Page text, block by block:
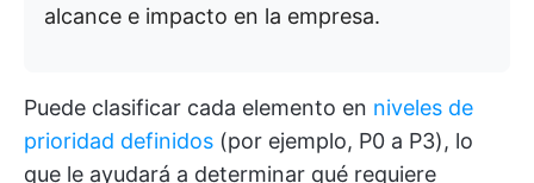
alcance e impacto en la empresa.
Puede clasificar cada elemento en niveles de
prioridad definidos (por ejemplo, P0 a P3), lo
que le ayudará a determinar qué requiere